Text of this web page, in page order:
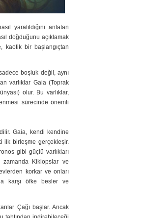
yaratıldığını anlatan
doğduğunu açıklamak
kaotik bir başlangıçtan
boşluk değil, aynı
varlıklar Gaia (Toprak
olur. Bu varlıklar,
sürecinde önemli
Gaia, kendi kendine
ilk birleşme gerçekleşir.
gibi güçlü varlıkları
Kiklopslar ve
korkar ve onları
karşı öfke besler ve
Çağı başlar. Ancak